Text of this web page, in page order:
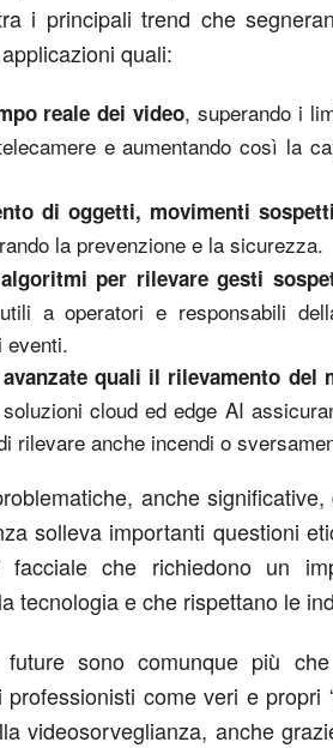
i principali trend che
quali:
reale dei video, superando i
e aumentando così la
di oggetti, movimenti
la prevenzione e la sicurezza.
per rilevare gesti
a operatori e responsabili
eventi.
quali il rilevamento del
cloud ed edge AI
rilevare anche incendi o
anche significative,
solleva importanti questioni
facciale che richiedono un
tecnologia e che rispettano le
future sono comunque più
come veri e propri
videosorveglianza, anche